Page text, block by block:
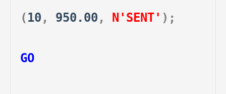
(10 , 950.00 , N'SENT' );
GO